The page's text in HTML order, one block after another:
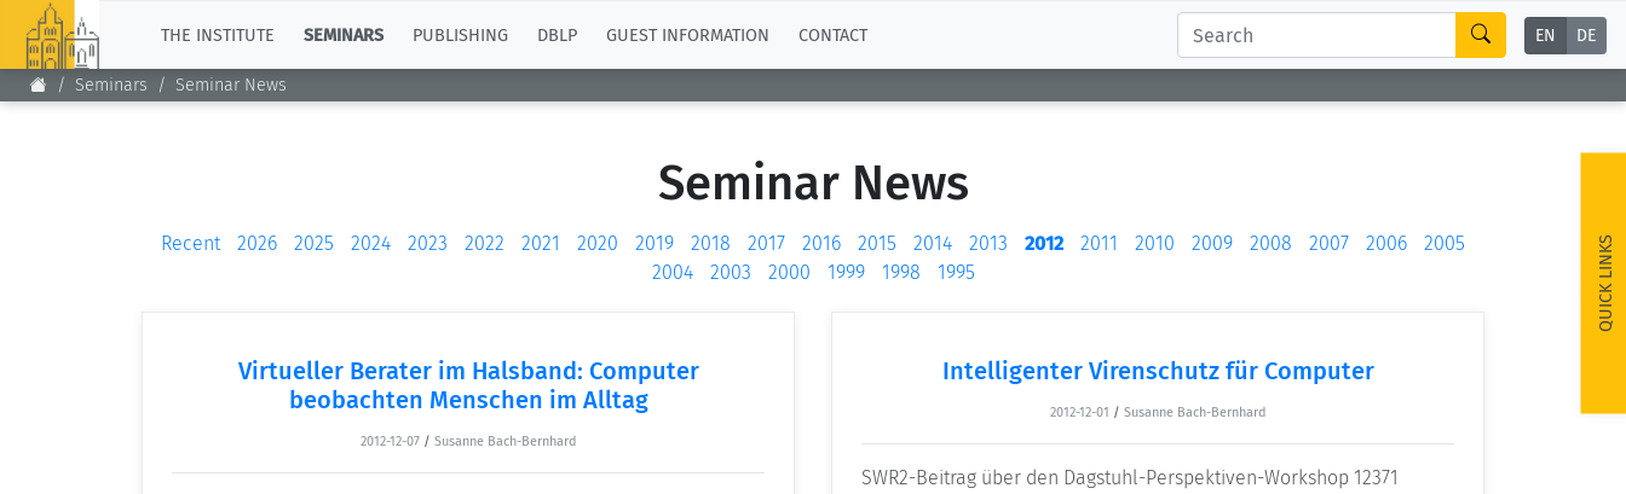
THE INSTITUTE SEMINARS PUBLISHING DBLP GUEST INFORMATION CONTACT EN DE
Seminars Seminar News
QUICK LINKS
Seminar News
Recent 2026 2025 2024 2023 2022 2021 2020 2019 2018 2017 2016 2015 2014 2013 2012 2011 2010 2009 2008 2007 2006
2005
2004
2003 2000 1999 1998 1995
Virtueller Berater im Halsband: Computer
beobachten Menschen im Alltag
2012-12-07 / Susanne Bach-Bernhard
Intelligenter Virenschutz für Computer
2012-12-01 / Susanne Bach-Bernhard
SWR2-Beitrag über den Dagstuhl-Perspektiven-Workshop 12371